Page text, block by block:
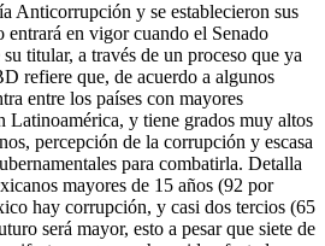
Anticorrupción y se establecieron sus
en vigor cuando el Senado
titular, a través de un proceso que ya
refiere que, de acuerdo a algunos
entre los países con mayores
Latinoamérica, y tiene grados muy altos
percepción de la corrupción y escasa
para combatirla. Detalla
mayores de 15 años (92 por
hay corrupción, y casi dos tercios (65
será mayor, esto a pesar que siete de